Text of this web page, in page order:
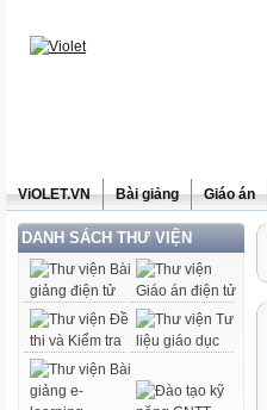
ViOLET.VN Bài giảng Giáo án
DANH SÁCH THƯ VIỆN